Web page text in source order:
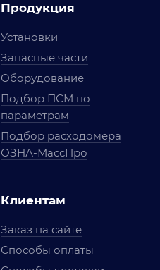
Продукция
Установки
Запасные части
Оборудование
Подбор ПСМ по
параметрам
Подбор расходомера
ОЗНА-МассПро
Клиентам
Заказ на сайте
Способы оплаты